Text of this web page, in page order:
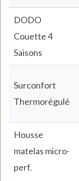
DODO
Couette 4
Saisons
Surconfort
Thermorégulé
Housse
matelas micro-
perf.